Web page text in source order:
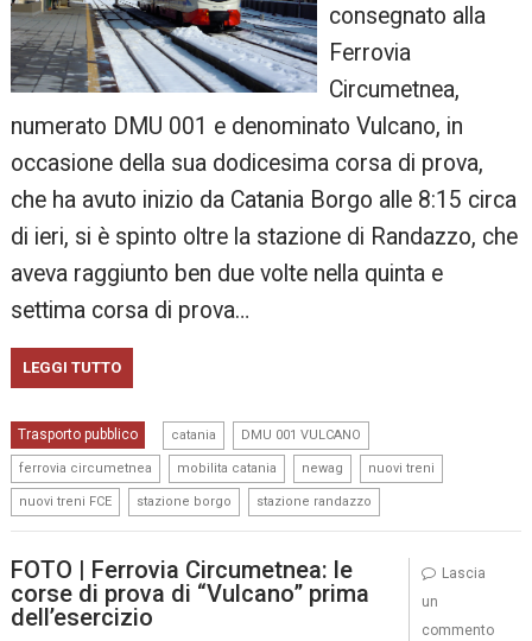
consegnato alla
Ferrovia
Circumetnea,
numerato DMU 001 e denominato Vulcano, in
occasione della sua dodicesima corsa di prova,
che ha avuto inizio da Catania Borgo alle 8:15 circa
di ieri, si è spinto oltre la stazione di Randazzo, che
aveva raggiunto ben due volte nella quinta e
settima corsa di prova…
LEGGI TUTTO
Trasporto pubblico catania DMU 001 VULCANO
ferrovia circumetnea mobilita catania newag nuovi treni
nuovi treni FCE stazione borgo stazione randazzo
FOTO | Ferrovia Circumetnea: le
corse di prova di “Vulcano” prima
dell’esercizio
Lascia
un
commento